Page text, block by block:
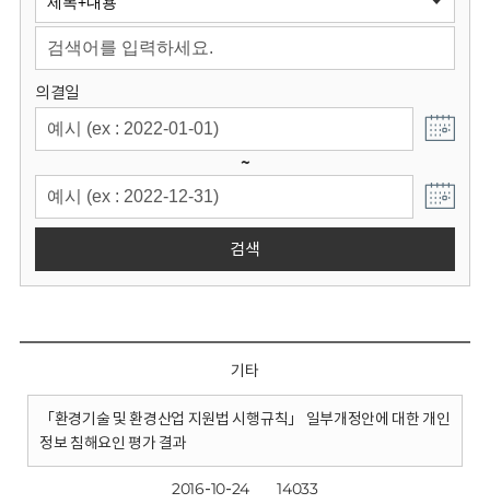
회
의결일
~
검색
기타
「환경기술 및 환경산업 지원법 시행규칙」 일부개정안에 대한 개인
정보 침해요인 평가 결과
2016-10-24 14033